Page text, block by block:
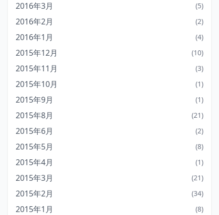
2016年3月 (5)
2016年2月 (2)
2016年1月 (4)
2015年12月 (10)
2015年11月 (3)
2015年10月 (1)
2015年9月 (1)
2015年8月 (21)
2015年6月 (2)
2015年5月 (8)
2015年4月 (1)
2015年3月 (21)
2015年2月 (34)
2015年1月 (8)